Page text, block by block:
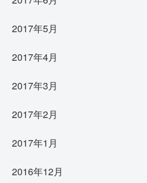
2017年5月
2017年4月
2017年3月
2017年2月
2017年1月
2016年12月